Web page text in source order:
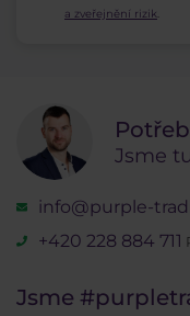
a zveřejnění rizik.
Jsme
info@purple-
+420 228 884 711
Jsme